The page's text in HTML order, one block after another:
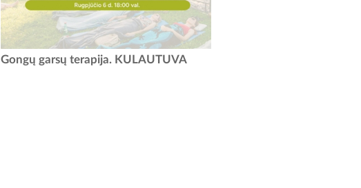
Gongų garsų terapija. KULAUTUVA